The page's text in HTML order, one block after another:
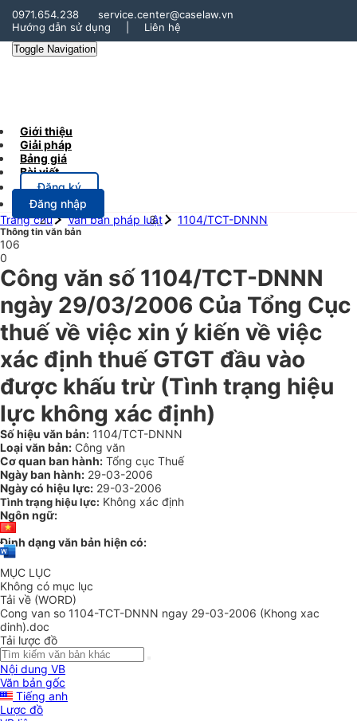
0971.654.238
service.center@caselaw.vn
Hướng dẫn sử dụng
Liên hệ
Toggle Navigation
Giới thiệu
Giải pháp
Bảng giá
Bài viết
Đăng ký
Đăng nhập
Trang chủ
Văn bản pháp luật 1104/TCT-DNNN
Thông tin văn bản
106
0
Công văn số 1104/TCT-DNNN
ngày 29/03/2006 Của Tổng Cục
thuế về việc xin ý kiến về việc
xác định thuế GTGT đầu vào
được khấu trừ (Tình trạng hiệu
lực không xác định)
Số hiệu văn bản: 1104/TCT-DNNN
Loại văn bản: Công văn
Cơ quan ban hành: Tổng cục Thuế
Ngày ban hành: 29-03-2006
Ngày có hiệu lực: 29-03-2006
Tình trạng hiệu lực: Không xác định
Ngôn ngữ:
Định dạng văn bản hiện có:
MỤC LỤC
Không có mục lục
Tải về (WORD)
Cong van so 1104-TCT-DNNN ngay 29-03-2006 (Khong xac
dinh).doc
Tải lược đồ
Nội dung VB
Văn bản gốc
Tiếng anh
Lược đồ